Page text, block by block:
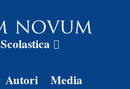
Scolastica
Autori Media